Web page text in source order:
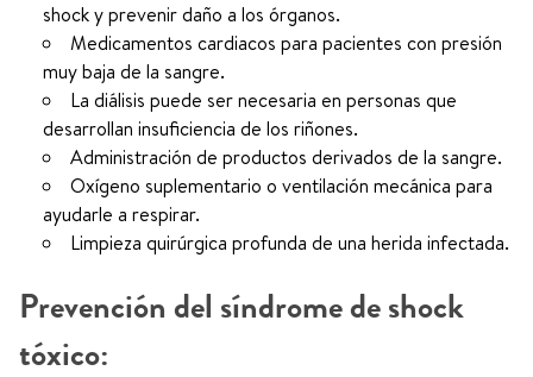
shock y prevenir daño a los órganos.
Medicamentos cardiacos para pacientes con presión
muy baja de la sangre.
La diálisis puede ser necesaria en personas que
desarrollan insuficiencia de los riñones.
Administración de productos derivados de la sangre.
Oxígeno suplementario o ventilación mecánica para
ayudarle a respirar.
Limpieza quirúrgica profunda de una herida infectada.
Prevención del síndrome de shock
tóxico: